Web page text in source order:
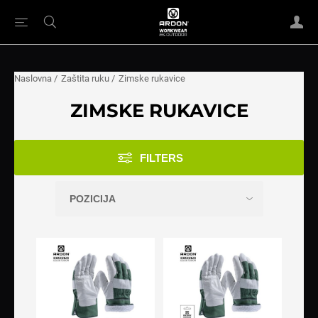
Naslovna / Zaštita ruku / Zimske rukavice
ZIMSKE RUKAVICE
FILTERS